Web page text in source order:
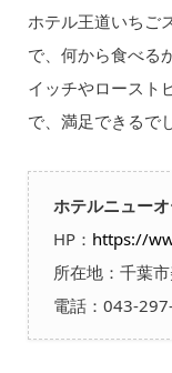
ホテル王道いちご
で、何から食べる
イッチやロースト
で、満足できるで
ホテルニュー
HP： https://
所在地：千葉
電話：043-